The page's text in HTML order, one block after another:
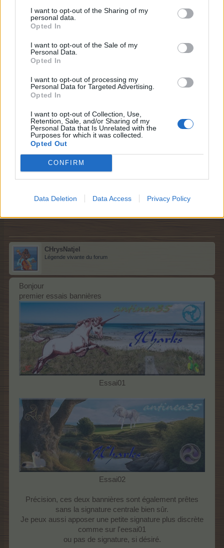
I want to opt-out of the Sharing of my
personal data.
Opted In
I want to opt-out of the Sale of my
Personal Data.
Opted In
I want to opt-out of processing my
Personal Data for Targeted Advertising.
Opted In
I want to opt-out of Collection, Use,
Retention, Sale, and/or Sharing of my
Personal Data that Is Unrelated with the
Purposes for which it was collected.
Opted Out
CONFIRM
Data Deletion Data Access Privacy Policy
Ce n'est pas pressé, j'attends depuis plusieurs années.
Je reste à disposition pour tous renseignements
9 juin 2024
CHrysNatjel
Légende vivante du forum
Bpnsoir Antinea,
si tu n'es pas trop pressée, je me propose pour te créer
une bannière,
je reviens bienôt.
Bonne soirée
10 juin 2024
CHrysNatjel
Légende vivante du forum
Bonjour
premier essais bannières
Essai01
Essai02
Précision, ces deux bannières sont également prêtes
sans la signature centrale bien sûr.
Je peux aussi apposer une petite signature plus discrète
comme sur l'eesai01
ou pas de signature, si désiré.